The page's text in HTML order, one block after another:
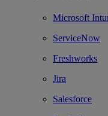
Microsoft
ServiceNow
Freshworks
Jira
Salesforce